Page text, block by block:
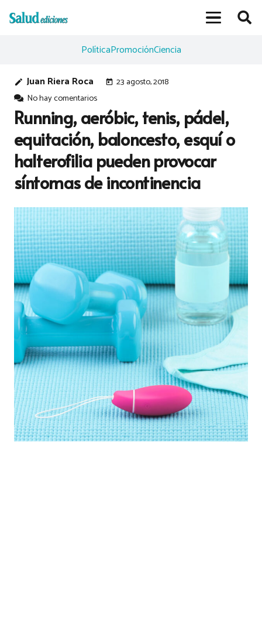
PolíticaPromociónCiencia
edit Juan Riera Roca today 23 agosto, 2018
No hay comentarios
Running, aeróbic, tenis, pádel,
equitación, baloncesto, esquí o
halterofilia pueden provocar
síntomas de incontinencia